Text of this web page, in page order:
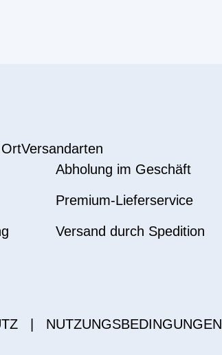
Versandarten
Abholung im Geschäft
Premium-Lieferservice
Versand durch Spedition
NUTZUNGSBEDINGUNGEN